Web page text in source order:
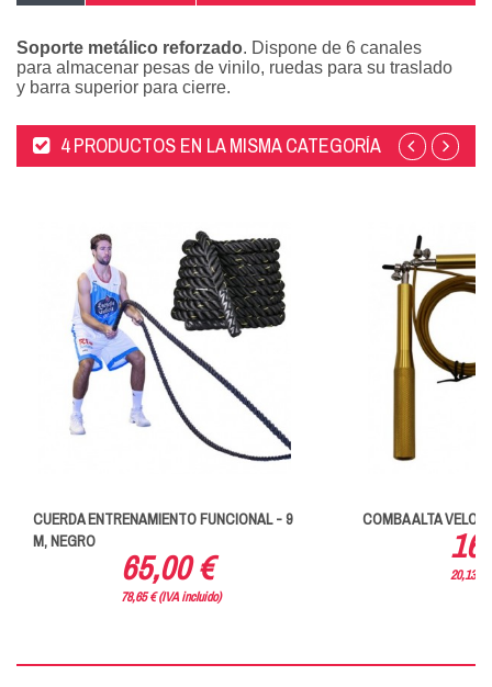
Soporte metálico reforzado. Dispone de 6 canales
para almacenar pesas de vinilo, ruedas para su traslado
y barra superior para cierre.
4 PRODUCTOS EN LA MISMA CATEGORÍA
CUERDA ENTRENAMIENTO FUNCIONAL - 9
M, NEGRO
65,00 €
78,65 € (IVA incluido)
COMBA ALTA
20,13 €